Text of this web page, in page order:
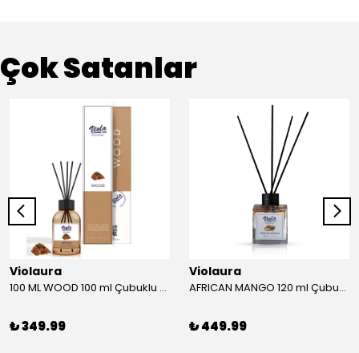
Çok Satanlar
Violaura
100 ML WOOD 100 ml Çubuklu Oda Kokusu
₺ 349.99
Violaura
AFRICAN MANGO 120 ml Çubuklu Oda Kokusu
₺ 449.99